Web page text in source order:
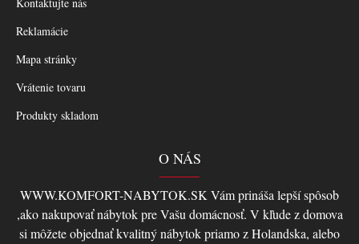
Reklamácie
Mapa stránky
Vrátenie tovaru
Produkty skladom
O NÁS
WWW.KOMFORT-NABYTOK.SK Vám prináša lepší spôsob
,ako nakupovať nábytok pre Vašu domácnosť. V kľude z domova
si môžete objednať kvalitný nábytok priamo z Holandska, alebo